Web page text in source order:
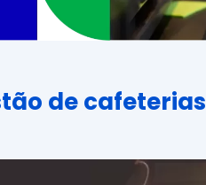
de cafeterias